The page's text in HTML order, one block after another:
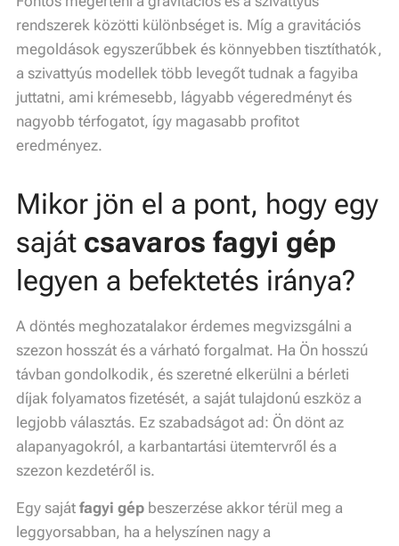
rendszerek közötti különbséget is. Míg a gravitációs
megoldások egyszerűbbek és könnyebben tisztíthatók,
a szivattyús modellek több levegőt tudnak a fagyiba
juttatni, ami krémesebb, lágyabb végeredményt és
nagyobb térfogatot, így magasabb profitot
eredményez.
Mikor jön el a pont, hogy egy
saját csavaros fagyi gép
legyen a befektetés iránya?
A döntés meghozatalakor érdemes megvizsgálni a
szezon hosszát és a várható forgalmat. Ha Ön hosszú
távban gondolkodik, és szeretné elkerülni a bérleti
díjak folyamatos fizetését, a saját tulajdonú eszköz a
legjobb választás. Ez szabadságot ad: Ön dönt az
alapanyagokról, a karbantartási ütemtervről és a
szezon kezdetéről is.
Egy saját fagyi gép beszerzése akkor térül meg a
leggyorsabban, ha a helyszínen nagy a